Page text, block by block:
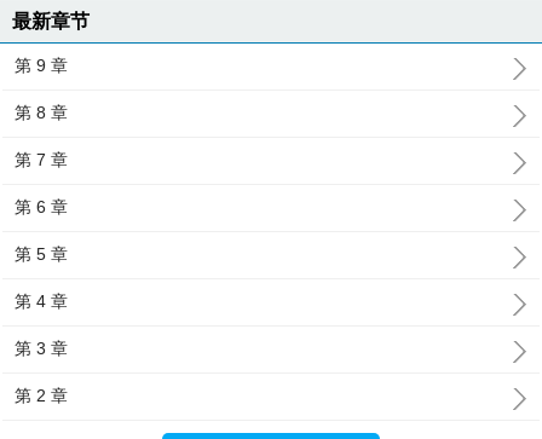
最新章节
第 9 章
第 8 章
第 7 章
第 6 章
第 5 章
第 4 章
第 3 章
第 2 章